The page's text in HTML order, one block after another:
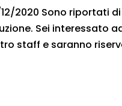
2020 Sono riportati
Sei interessato
staff e saranno